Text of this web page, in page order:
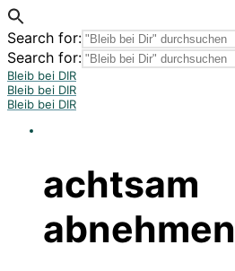
Search for:
Search for:
Bleib bei DIR
Bleib bei DIR
Bleib bei DIR
achtsam
abnehmen